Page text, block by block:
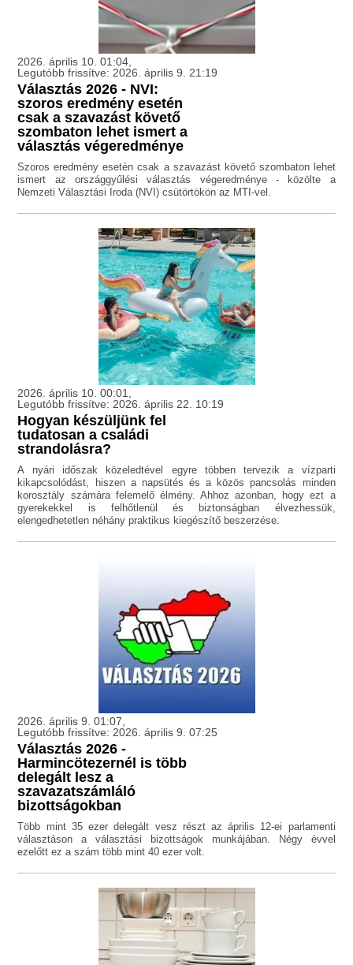
2026. április 10. 01:04,
Legutóbb frissítve: 2026. április 9. 21:19
Választás 2026 - NVI:
szoros eredmény esetén
csak a szavazást követő
szombaton lehet ismert a
választás végeredménye
Szoros eredmény esetén csak a szavazást követő szombaton lehet
ismert az országgyűlési választás végeredménye - közölte a
Nemzeti Választási Iroda (NVI) csütörtökön az MTI-vel.
2026. április 10. 00:01,
Legutóbb frissítve: 2026. április 22. 10:19
Hogyan készüljünk fel
tudatosan a családi
strandolásra?
A nyári időszak közeledtével egyre többen tervezik a vízparti
kikapcsolódást, hiszen a napsütés és a közös pancsolás minden
korosztály számára felemelő élmény. Ahhoz azonban, hogy ezt a
gyerekekkel is felhőtlenül és biztonságban élvezhessük,
elengedhetetlen néhány praktikus kiegészítő beszerzése.
2026. április 9. 01:07,
Legutóbb frissítve: 2026. április 9. 07:25
Választás 2026 -
Harmincötezernél is több
delegált lesz a
szavazatszámláló
bizottságokban
Több mint 35 ezer delegált vesz részt az április 12-ei parlamenti
választáson a választási bizottságok munkájában. Négy évvel
ezelőtt ez a szám több mint 40 ezer volt.